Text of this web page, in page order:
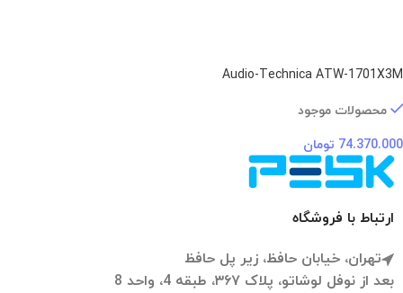
Audio-Technica ATW-1701X3M
محصولات موجود
74.370.000 تومان
ارتباط با فروشگاه
تهران، خیابان حافظ، زیر پل حافظ
بعد از نوفل لوشاتو، پلاک ۳۶۷، طبقه 4، واحد 8